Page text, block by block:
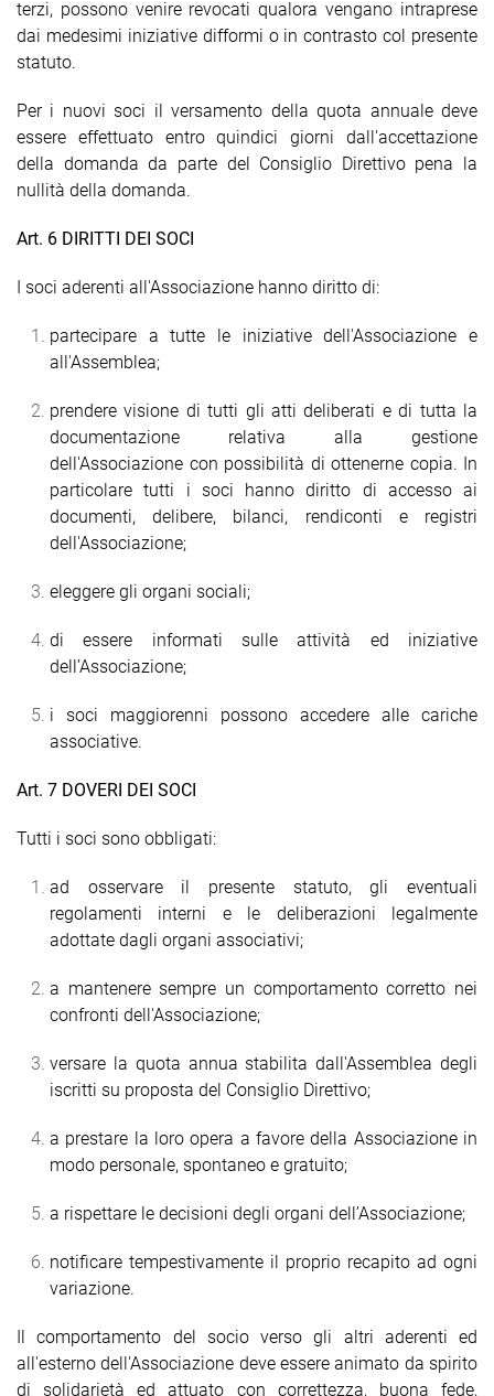
terzi, possono venire revocati qualora vengano intraprese
dai medesimi iniziative difformi o in contrasto col presente
statuto.
Per i nuovi soci il versamento della quota annuale deve
essere effettuato entro quindici giorni dall'accettazione
della domanda da parte del Consiglio Direttivo pena la
nullità della domanda.
Art. 6 DIRITTI DEI SOCI
I soci aderenti all'Associazione hanno diritto di:
partecipare a tutte le iniziative dell'Associazione e
all'Assemblea;
prendere visione di tutti gli atti deliberati e di tutta la
documentazione relativa alla gestione
dell'Associazione con possibilità di ottenerne copia. In
particolare tutti i soci hanno diritto di accesso ai
documenti, delibere, bilanci, rendiconti e registri
dell'Associazione;
eleggere gli organi sociali;
di essere informati sulle attività ed iniziative
dell’Associazione;
i soci maggiorenni possono accedere alle cariche
associative.
Art. 7 DOVERI DEI SOCI
Tutti i soci sono obbligati:
ad osservare il presente statuto, gli eventuali
regolamenti interni e le deliberazioni legalmente
adottate dagli organi associativi;
a mantenere sempre un comportamento corretto nei
confronti dell'Associazione;
versare la quota annua stabilita dall'Assemblea degli
iscritti su proposta del Consiglio Direttivo;
a prestare la loro opera a favore della Associazione in
modo personale, spontaneo e gratuito;
a rispettare le decisioni degli organi dell’Associazione;
notificare tempestivamente il proprio recapito ad ogni
variazione.
Il comportamento del socio verso gli altri aderenti ed
all'esterno dell'Associazione deve essere animato da spirito
di solidarietà ed attuato con correttezza, buona fede,